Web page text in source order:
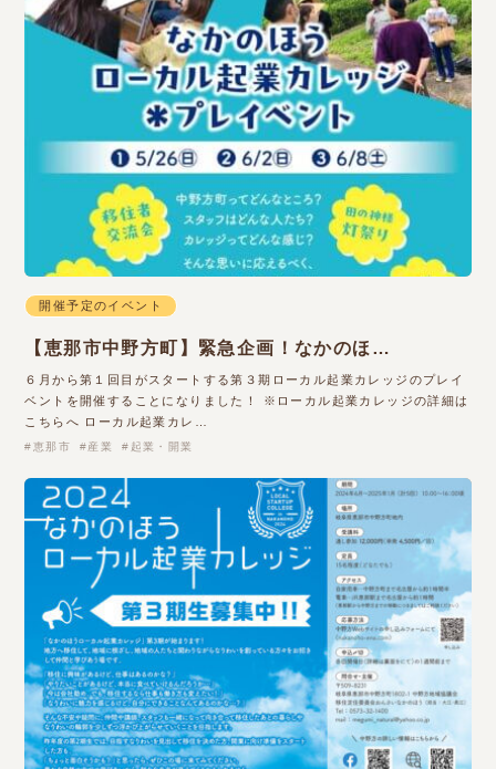
開催予定のイベント
【恵那市中野方町】緊急企画！なかのほ…
６月から第１回目がスタートする第３期ローカル起業カレッジのプレイ
ベントを開催することになりました！ ※ローカル起業カレッジの詳細は
こちらへ ローカル起業カレ…
恵那市 産業 起業・開業